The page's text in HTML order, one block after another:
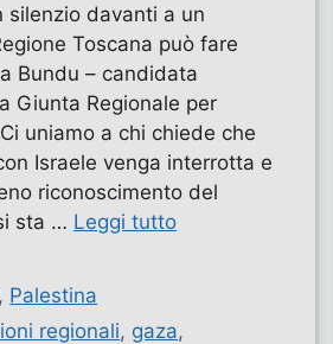
silenzio davanti a un
Toscana può fare
Bundu – candidata
Giunta Regionale per
uniamo a chi chiede che
Israele venga interrotta e
riconoscimento del
sta … Leggi tutto
, Palestina
regionali, gaza,